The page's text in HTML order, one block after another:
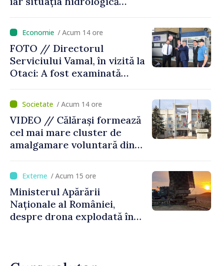
/ Acum 14 ore
FOTO // Directorul
Serviciului Vamal, în vizită la
Otaci: A fost examinată
control vamal cu un scanner
performant/ Acum 14 ore
VIDEO // Călărași formează
cel mai mare cluster de
amalgamare voluntară din
orășenesc a aprobat decizia
finală
/ Acum 15 ore
Ministerul Apărării
Naționale al României,
despre drona explodată în